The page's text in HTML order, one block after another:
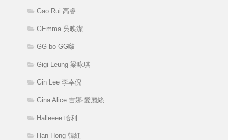
Gao Rui 高睿
GEmma 吳映潔
GG bo GG啵
Gigi Leung 梁咏琪
Gin Lee 李幸倪
Gina Alice 吉娜·愛麗絲
Halleeee 哈利
Han Hong 韓紅